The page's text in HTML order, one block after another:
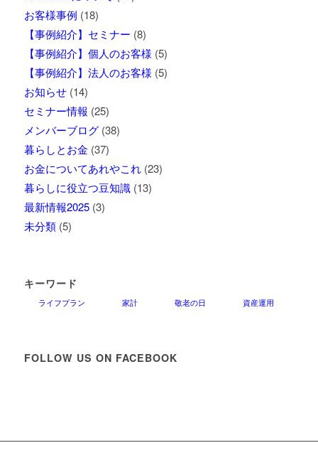
お客様事例 (18)
【事例紹介】セミナー (8)
【事例紹介】個人のお客様 (5)
【事例紹介】法人のお客様 (5)
お知らせ(14)
セミナー情報 (25)
メンバーブログ(38)
暮らしとお金 (37)
お金についてあれやこれ(23)
暮らしに役立つ豆知識(13)
最新情報2025(3)
未分類(5)
キーワード
ライフプラン 家計 敬老の日 資産運用
FOLLOW US ON FACEBOOK